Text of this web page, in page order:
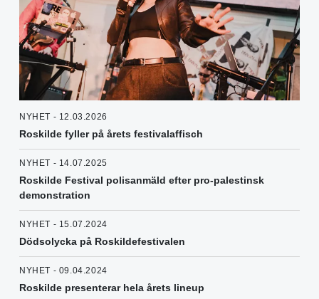
NYHET - 12.03.2026
Roskilde fyller på årets festivalaffisch
NYHET - 14.07.2025
Roskilde Festival polisanmäld efter pro-palestinsk
demonstration
NYHET - 15.07.2024
Dödsolycka på Roskildefestivalen
NYHET - 09.04.2024
Roskilde presenterar hela årets lineup